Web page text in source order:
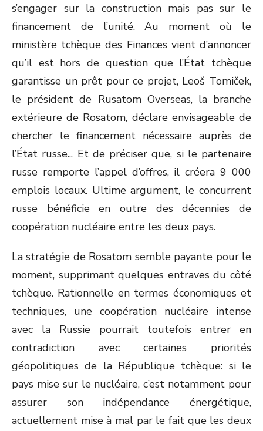
s’engager sur la construction mais pas sur le
financement de l’unité. Au moment où le
ministère tchèque des Finances vient d’annoncer
qu’il est hors de question que l’État tchèque
garantisse un prêt pour ce projet, Leoš Tomiček,
le président de Rusatom Overseas, la branche
extérieure de Rosatom, déclare envisageable de
chercher le financement nécessaire auprès de
l’État russe... Et de préciser que, si le partenaire
russe remporte l’appel d’offres, il créera 9 000
emplois locaux. Ultime argument, le concurrent
russe bénéficie en outre des décennies de
coopération nucléaire entre les deux pays.
La stratégie de Rosatom semble payante pour le
moment, supprimant quelques entraves du côté
tchèque. Rationnelle en termes économiques et
techniques, une coopération nucléaire intense
avec la Russie pourrait toutefois entrer en
contradiction avec certaines priorités
géopolitiques de la République tchèque: si le
pays mise sur le nucléaire, c’est notamment pour
assurer son indépendance énergétique,
actuellement mise à mal par le fait que les deux